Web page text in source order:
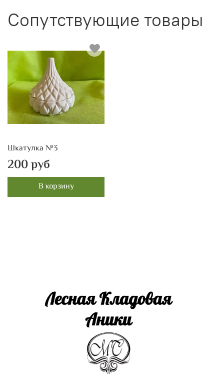
Сопутствующие товары
Шкатулка №3
200 руб
В корзину